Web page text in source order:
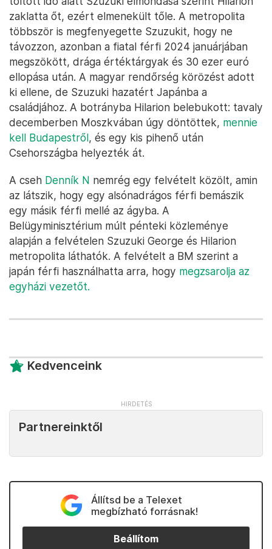
zaklatta őt, ezért elmenekült tőle. A metropolita
többször is megfenyegette Szuzukit, hogy ne
távozzon, azonban a fiatal férfi 2024 januárjában
megszökött, drága értéktárgyak és 30 ezer euró
ellopása után. A magyar rendőrség körözést adott
ki ellene, de Szuzuki hazatért Japánba a
családjához. A botrányba Hilarion belebukott: tavaly
decemberben Moszkvában úgy döntöttek, mennie
kell Budapestről, és egy kis pihenő után
Csehországba helyezték át.
A cseh Denník N nemrég egy felvételt közölt, amin
az látszik, hogy egy alsónadrágos férfi bemászik
egy másik férfi mellé az ágyba. A
Belügyminisztérium múlt pénteki közleménye
alapján a felvételen Szuzuki George és Hilarion
metropolita láthatók. A felvételt a BM szerint a
japán férfi használhatta arra, hogy megzsarolja az
egyházi vezetőt.
Kedvenceink
Partnereinktől
Állítsd be a Telexet
megbízható forrásnak!
Beállítom